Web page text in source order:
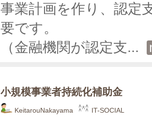
事業計画を作り、認定
要です。
（金融機関が認定支...
小規模事業者持続化補助金
KeitarouNakayama IT-SOCIAL